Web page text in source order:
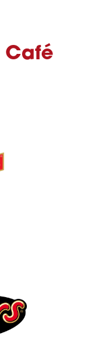
Café